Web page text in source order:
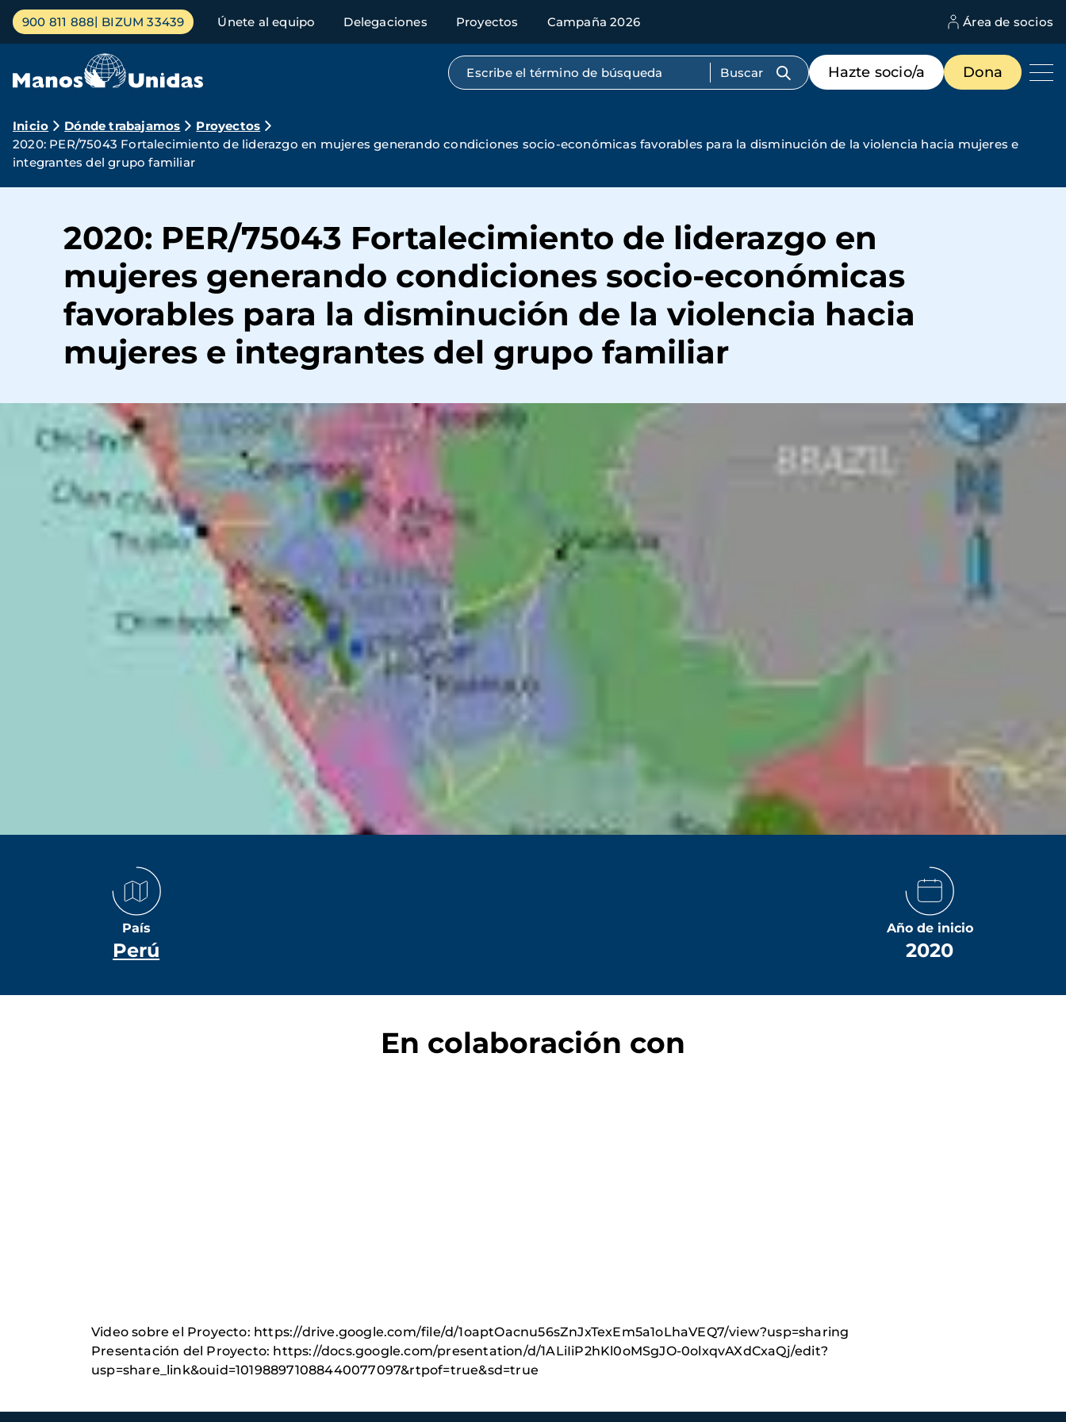
Pasar
contenido
Menú
principal
900 811 888 BIZUM 33439 Únete al equipo Delegaciones Proyectos Campaña 2026 Área de socios
Búsqueda por texto completo
Menú
de
destacados
Hazte socio/a Dona
Ruta
de
navegación
Inicio Dónde trabajamos
Proyectos
2020: PER/75043 Fortalecimiento de liderazgo en mujeres generando condiciones socio-económicas favorables para la disminución de la violencia hacia mujeres e
integrantes del grupo familiar
2020: PER/75043 Fortalecimiento de liderazgo en
mujeres generando condiciones socio-económicas
favorables para la disminución de la violencia hacia
mujeres e integrantes del grupo familiar
País
Perú
Año de inicio
2020
En colaboración con
Video sobre el Proyecto: https://drive.google.com/file/d/1oaptOacnu56sZnJxTexEm5a1oLhaVEQ7/view?usp=sharing
Presentación del Proyecto: https://docs.google.com/presentation/d/1ALiIiP2hKl0oMSgJO-0olxqvAXdCxaQj/edit?
usp=share_link&ouid=101988971088440077097&rtpof=true&sd=true